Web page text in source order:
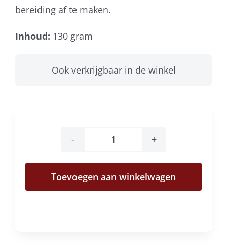
bereiding af te maken.
Inhoud: 130 gram
Ook verkrijgbaar in de winkel
D.
Barbero
gemengde
truffels
Toevoegen aan winkelwagen